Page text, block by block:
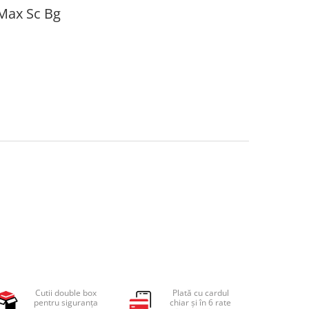
Sc Bg
Cutii double box
pentru siguranța
Plată cu cardul
chiar și în 6 rate